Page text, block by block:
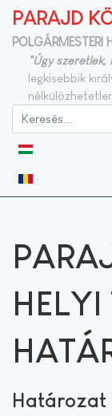
PARAJD
POLGÁRMESTERI
"Úgy
legkisebbik
Határozat